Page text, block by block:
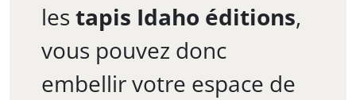
les tapis Idaho éditions,
vous pouvez donc
embellir votre espace de